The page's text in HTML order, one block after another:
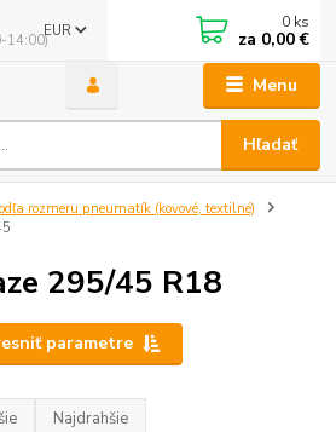
Menu
EUR
Hľadať
14:00)
0 ks
za 0,00 €
rozmeru pneumatík (kovové, textilné)
295/45 R18
parametre
Najdrahšie